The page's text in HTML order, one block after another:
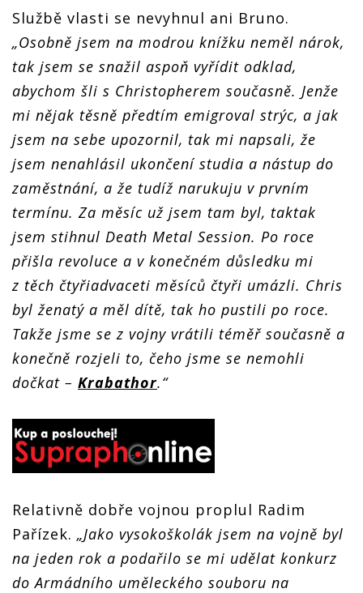
Službě vlasti se nevyhnul ani Bruno.
„Osobně jsem na modrou knížku neměl nárok,
tak jsem se snažil aspoň vyřídit odklad,
abychom šli s Christopherem současně. Jenže
mi nějak těsně předtím emigroval strýc, a jak
jsem na sebe upozornil, tak mi napsali, že
jsem nenahlásil ukončení studia a nástup do
zaměstnání, a že tudíž narukuju v prvním
termínu. Za měsíc už jsem tam byl, taktak
jsem stihnul Death Metal Session. Po roce
přišla revoluce a v konečném důsledku mi
z těch čtyřiadvaceti měsíců čtyři umázli. Chris
byl ženatý a měl dítě, tak ho pustili po roce.
Takže jsme se z vojny vrátili téměř současně a
konečně rozjeli to, čeho jsme se nemohli
dočkat – Krabathor.“
Relativně dobře vojnou proplul Radim
Pařízek. „Jako vysokoškolák jsem na vojně byl
na jeden rok a podařilo se mi udělat konkurz
do Armádního uměleckého souboru na